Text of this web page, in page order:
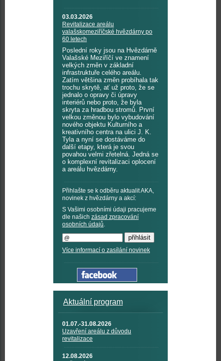
03.03.2026
Revitalizace areálu
valašskomeziříčské hvězdárny po
60 letech
Poslední roky jsou na Hvězdárně
Valašské Meziříčí ve znamení
velkých změn v základní
infrastruktuře celého areálu.
Zatím většina změn probíhala tak
trochu skrytě, ať už proto, že se
jednalo o opravy či úpravy
interiérů nebo proto, že byla
skryta za hradbou stromů. První
velkou změnou bylo vybudování
nového objektu Kulturního a
kreativního centra na ulici J. K.
Tyla a nyní se dostáváme do
další etapy, která je svou
povahou velmi zřetelná. Jedná se
o komplexní revitalizaci oplocení
a areálu hvězdárny.
Přihlašte se k odběru aktualit AKA,
novinek z hvězdárny a akcí:
S Vašimi osobními údaji pracujeme
dle našich zásad zpracování
osobních údajů.
Více informací o zasílání novinek
Aktuální program
01.07.-31.08.2026
Uzavření areálu z důvodu
revitalizace
12.08.2026